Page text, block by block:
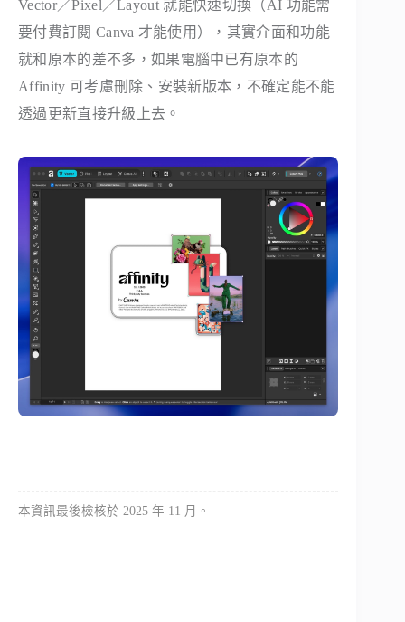
Vector／Pixel／Layout 就能快速切換（AI 功能需
要付費訂閱 Canva 才能使用），其實介面和功能
就和原本的差不多，如果電腦中已有原本的
Affinity 可考慮刪除、安裝新版本，不確定能不能
透過更新直接升級上去。
本資訊最後檢核於 2025 年 11 月。